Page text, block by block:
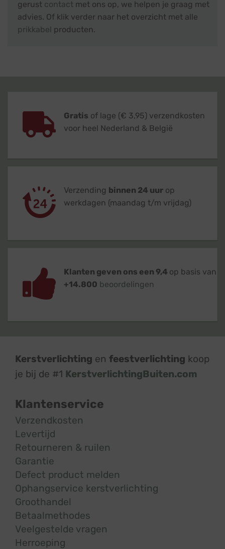
gerust contact met ons op, we helpen je graag met
advies. Of klik verder naar het overzicht met alle
prikkabel producten.
Gratis of lage (€ 3,95) verzendkosten
voor heel Nederland & België
Verzending binnen 24 uur op
werkdagen (maandag t/m vrijdag)
Klanten geven ons een 9,4 op basis van
+14.800 beoordelingen
Kerstverlichting en feestverlichting koop
je bij de #1 KerstverlichtingBuiten.com
Klantenservice
Verzendkosten
Levertijd
Retourneren & ruilen
Garantie
Defect product melden
Ophangservice kerstverlichting
Groothandel
Betaalmethodes
Veelgestelde vragen
Herroeping